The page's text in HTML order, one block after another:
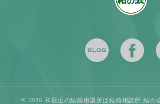
© 2026 和歌山の結婚相談所は結婚相談所 結の